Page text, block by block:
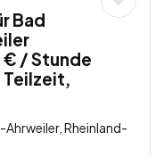
Bad
/ Stunde
Teilzeit,
Rheinland-